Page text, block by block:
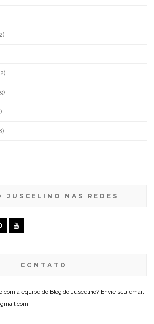
JUSCELINO NAS REDES
CONTATO
com a equipe do Blog do Juscelino? Envie seu email